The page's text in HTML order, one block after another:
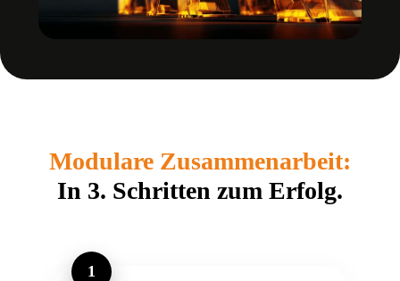
Modulare Zusammenarbeit:
In 3. Schritten zum Erfolg.
1